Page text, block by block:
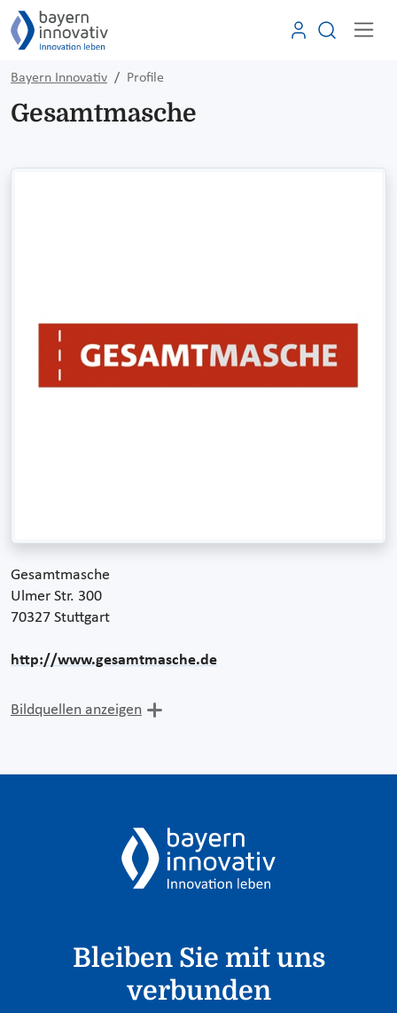
Bayern Innovativ Profile
Gesamtmasche
Gesamtmasche
Ulmer Str. 300
70327 Stuttgart
http://www.gesamtmasche.de
Bildquellen anzeigen
Bleiben Sie mit uns
verbunden